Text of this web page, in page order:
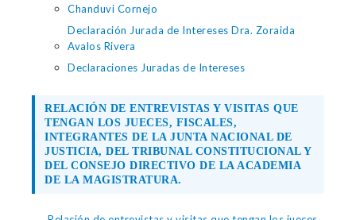
Chanduvi Cornejo
Declaración Jurada de Intereses Dra. Zoraida
Avalos Rivera
Declaraciones Juradas de Intereses
RELACIÓN DE ENTREVISTAS Y VISITAS QUE
TENGAN LOS JUECES, FISCALES,
INTEGRANTES DE LA JUNTA NACIONAL DE
JUSTICIA, DEL TRIBUNAL CONSTITUCIONAL Y
DEL CONSEJO DIRECTIVO DE LA ACADEMIA
DE LA MAGISTRATURA.